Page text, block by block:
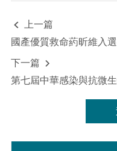
 上一篇
國產優質救命葯昕維入
下一篇 
第七屆中華感染與抗微